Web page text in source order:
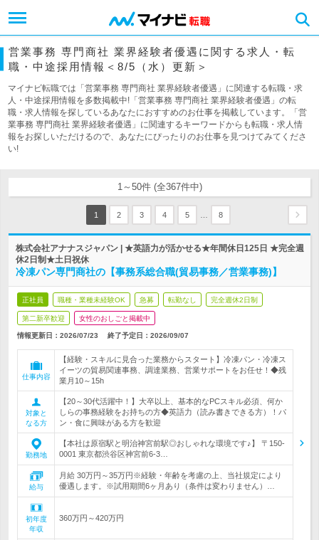
営業事務 専門商社 業界経験者優遇に関する求人・転
職・中途採用情報＜8/5（水）更新＞
マイナビ転職では「営業事務 専門商社 業界経験者優遇」に関連する転職・求
人・中途採用情報を多数掲載中!「営業事務 専門商社 業界経験者優遇」の転
職・求人情報を探しているあなたにおすすめのお仕事を掲載しています。「営
業事務 専門商社 業界経験者優遇」に関連するキーワードからも転職・求人情
報をお探しいただけるので、あなたにぴったりのお仕事を見つけてみてくださ
い!
1～50件 (全367件中)
1 2 3 4 5 8
株式会社アナナスジャパン | ★英語力が活かせる★年間休日125日 ★完全週
休2日制★土日祝休
冷凍パン専門商社の【事務系総合職(貿易事務／営業事務)】
正社員 職種・業種未経験OK 急募 転勤なし 完全週休2日制
第二新卒歓迎 女性のおしごと掲載中
情報更新日：2026/07/23 終了予定日： 2026/09/07
仕事内容
【経験・スキルに見合った業務からスタート】冷凍パン・冷凍ス
イーツの貿易関連事務、調達業務、営業サポートをお任せ！◆残
業月10～15h
対象と
なる方
【20～30代活躍中！】大卒以上、基本的なPCスキル必須、何か
しらの事務経験をお持ちの方◆英語力（読み書きできる方）！パ
ン・食に興味がある方を歓迎
勤務地
【本社は原宿駅と明治神宮前駅◎おしゃれな環境です♪】 〒150-
0001 東京都渋谷区神宮前6-3…
給与
月給 30万円～35万円※経験・年齢を考慮の上、当社規定により
優遇します。※試用期間6ヶ月あり（条件は変わりません）…
初年度
年収
360万円～420万円